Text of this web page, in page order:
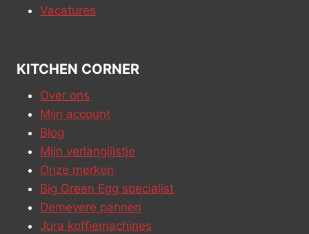
Vacatures
KITCHEN CORNER
Over ons
Mijn account
Blog
Mijn verlanglijstje
Onze merken
Big Green Egg specialist
Demeyere pannen
Jura koffiemachines